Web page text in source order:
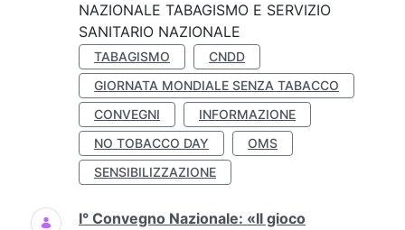
NAZIONALE TABAGISMO E SERVIZIO
SANITARIO NAZIONALE
TABAGISMO
CNDD
GIORNATA MONDIALE SENZA TABACCO
CONVEGNI
INFORMAZIONE
NO TOBACCO DAY
OMS
SENSIBILIZZAZIONE
I° Convegno Nazionale: «Il gioco